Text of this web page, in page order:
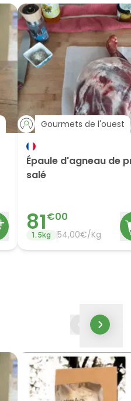
Gourmets de l'ouest
Épaule d'agneau de
salé
81€00
1.5kg 54,00€/Kg